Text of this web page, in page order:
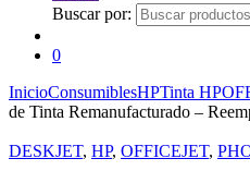
Buscar por:
0
InicioConsumiblesHPTinta HP
de Tinta Remanufacturado –
DESKJET, HP, OFFICEJET,